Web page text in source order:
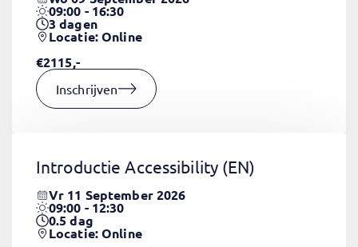
09:00 - 16:30
3dagen
Locatie: Online
€2115,-
Inschrijven
Introductie Accessibility (EN)
Vr 11 September 2026
09:00 - 12:30
0.5dag
Locatie: Online